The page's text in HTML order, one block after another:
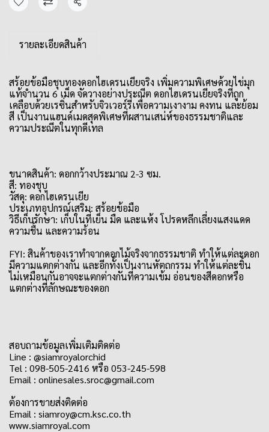
แชร์
รายละเอียดสินค้า
สร้อยข้อมือชุบทองดอกไฮเดรนเยียจริง เพิ่มความพิเศษด้วยไข่มุก
แท้จำนวน 6 เม็ด จัดวางอย่างประณีต ดอกไฮเดรนเยียจริงที่ถูก
เคลือบด้วยเรซิ่นสำหรับจิวเวอร์รี่เพื่อความเงางาม คงทน และย้อม
สี เป็นงานแฮนด์เมดสุดพิเศษที่ผสานเสน่ห์ของธรรมชาติและ
ความประณีตในทุกดีเทล
ขนาดสินค้า: ดอกกว้างประมาณ 2-3 ซม.
สี: ทองชุบ
วัสดุ: ดอกไฮเดรนเยีย
ประเภทอุปกรณ์เสริม: สร้อยข้อมือ
วิธีเก็บรักษา: เก็บในที่เย็น มืด และแห้ง โปรดหลีกเลี่ยงแสงแดด
ความชื้น และความร้อน
FYI: สินค้าของเราทำจากดอกไม้จริงจากธรรมชาติ ทำให้แต่ละดอก
มีความแตกต่างกัน และอีกทั้งเป็นงานหัตถกรรม ทำให้แต่ละชิ้น
ไม่เหมือนกันอาจจะแตกต่างกันที่ความเข้ม อ่อนของสีดอกหรือ
แตกต่างที่ลักษณะของดอก
สอบถามข้อมูลเพิ่มเติมติดต่อ
Line : @siamroyalorchid
Tel : 098-505-2416 หรือ 053-245-598
Email : onlinesales.sroc@gmail.com
ต้องการขายส่งติดต่อ
Email : siamroy@cm.ksc.co.th
www.siamroyal.com